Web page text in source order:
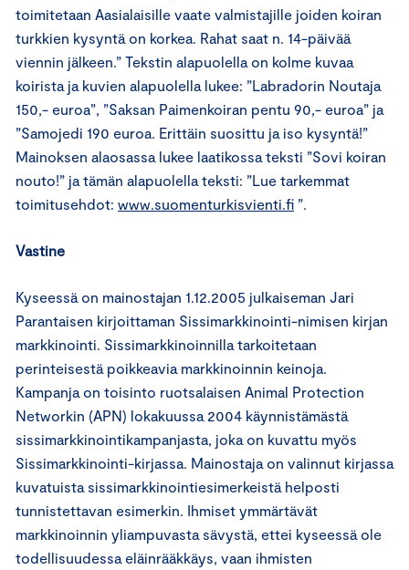
toimitetaan Aasialaisille vaate valmistajille joiden koiran
turkkien kysyntä on korkea. Rahat saat n. 14-päivää
viennin jälkeen.” Tekstin alapuolella on kolme kuvaa
koirista ja kuvien alapuolella lukee: ”Labradorin Noutaja
150,- euroa”, ”Saksan Paimenkoiran pentu 90,- euroa” ja
”Samojedi 190 euroa. Erittäin suosittu ja iso kysyntä!”
Mainoksen alaosassa lukee laatikossa teksti ”Sovi koiran
nouto!” ja tämän alapuolella teksti: ”Lue tarkemmat
toimitusehdot: www.suomenturkisvienti.fi ”.
Vastine
Kyseessä on mainostajan 1.12.2005 julkaiseman Jari
Parantaisen kirjoittaman Sissimarkkinointi-nimisen kirjan
markkinointi. Sissimarkkinoinnilla tarkoitetaan
perinteisestä poikkeavia markkinoinnin keinoja.
Kampanja on toisinto ruotsalaisen Animal Protection
Networkin (APN) lokakuussa 2004 käynnistämästä
sissimarkkinointikampanjasta, joka on kuvattu myös
Sissimarkkinointi-kirjassa. Mainostaja on valinnut kirjassa
kuvatuista sissimarkkinointiesimerkeistä helposti
tunnistettavan esimerkin. Ihmiset ymmärtävät
markkinoinnin yliampuvasta sävystä, ettei kyseessä ole
todellisuudessa eläinrääkkäys, vaan ihmisten